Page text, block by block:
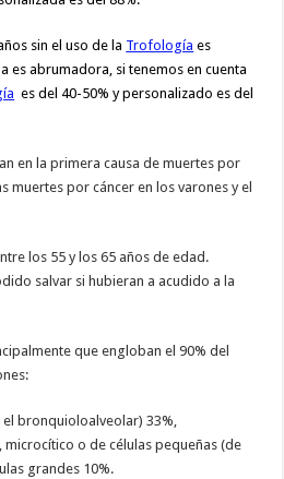
sin el uso de la Trofología es
es abrumadora, si tenemos en cuenta
es del 40-50% y personalizado es del
en la primera causa de muertes por
muertes por cáncer en los varones y el
los 55 y los 65 años de edad.
salvar si hubieran a acudido a la
que engloban el 90% del
bronquioloalveolar) 33%,
o de células pequeñas (de
grandes 10%.